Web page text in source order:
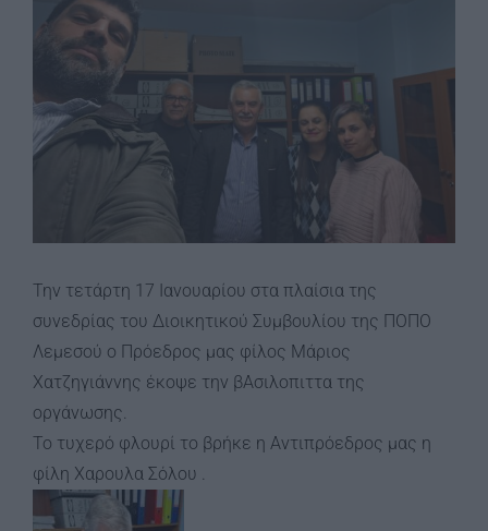
Την τετάρτη 17 Ιανουαρίου στα πλαίσια της
συνεδρίας του Διοικητικού Συμβουλίου της ΠΟΠΟ
Λεμεσού ο Πρόεδρος μας φίλος Μάριος
Χατζηγιάννης έκοψε την βΑσιλοπιττα της
οργάνωσης.
Το τυχερό φλουρί το βρήκε η Αντιπρόεδρος μας η
φίλη Χαρουλα Σόλου .